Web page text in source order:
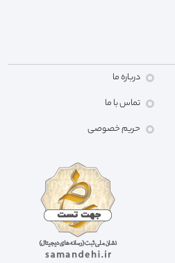
درباره ما
تماس با ما
حریم خصوصی